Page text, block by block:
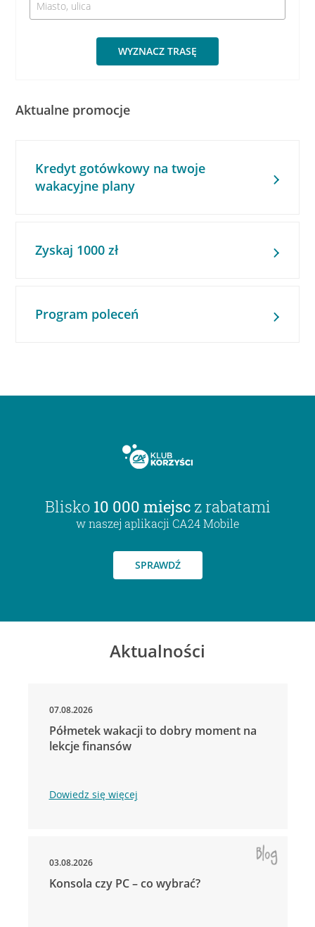
WYZNACZ TRASĘ
Aktualne promocje
Kredyt gotówkowy na twoje
wakacyjne plany
Zyskaj 1000 zł
Program poleceń
Blisko 10 000 miejsc z rabatami
w naszej aplikacji CA24 Mobile
SPRAWDŹ
Aktualności
07.08.2026
Półmetek wakacji to dobry moment na
lekcje finansów
Dowiedz się więcej
03.08.2026
Konsola czy PC – co wybrać?